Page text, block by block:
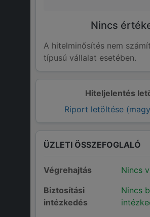
Hiteljelentés
Riport letöltése
Nincs
A hitelminősítés nem
típusú vállalat esetében.
ÜZLETI ÖSSZEFOGLALÓ
Végrehajtás
Nincs
Biztosítási
intézkedés
Nincs